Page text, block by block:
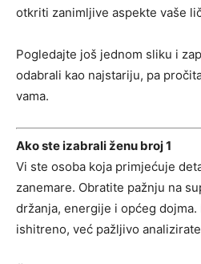
otkriti zanimljive aspekte vaše
Pogledajte još jednom sliku i
odabrali kao najstariju, pa
vama.
Ako ste izabrali ženu broj 1
Vi ste osoba koja primjećuje
zanemare. Obratite pažnju na
držanja, energije i općeg
ishitreno, već pažljivo